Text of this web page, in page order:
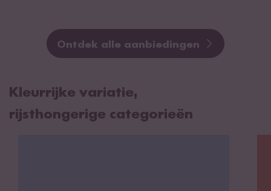
Ontdek alle aanbiedingen
Kleurrijke variatie,
rijsthongerige categorieën